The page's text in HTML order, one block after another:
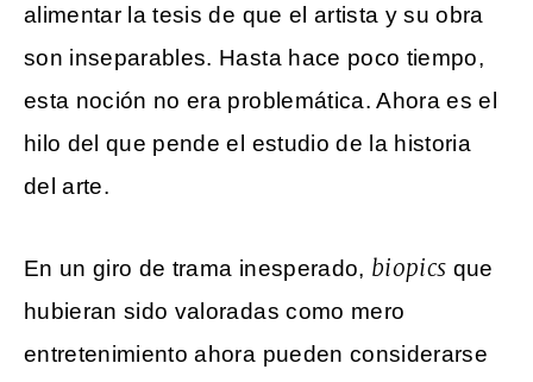
alimentar la tesis de que el artista y su obra
son inseparables. Hasta hace poco tiempo,
esta noción no era problemática. Ahora es el
hilo del que pende el estudio de la historia
del arte.
En un giro de trama inesperado, biopics que
hubieran sido valoradas como mero
entretenimiento ahora pueden considerarse